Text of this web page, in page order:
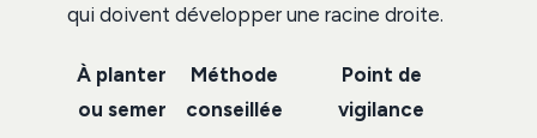
qui doivent développer une racine droite.
À planter
ou semer
Méthode
conseillée
Point de
vigilance